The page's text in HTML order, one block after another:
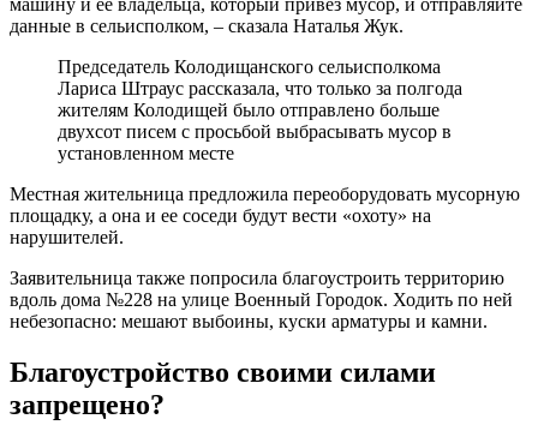
данные в сельисполком, – сказала Наталья Жук.
Председатель Колодищанского сельисполкома
Лариса Штраус рассказала, что только за полгода
жителям Колодищей было отправлено больше
двухсот писем с просьбой выбрасывать мусор в
установленном месте
Местная жительница предложила переоборудовать мусорную
площадку, а она и ее соседи будут вести «охоту» на
нарушителей.
Заявительница также попросила благоустроить территорию
вдоль дома №228 на улице Военный Городок. Ходить по ней
небезопасно: мешают выбоины, куски арматуры и камни.
Благоустройство своими силами
запрещено?